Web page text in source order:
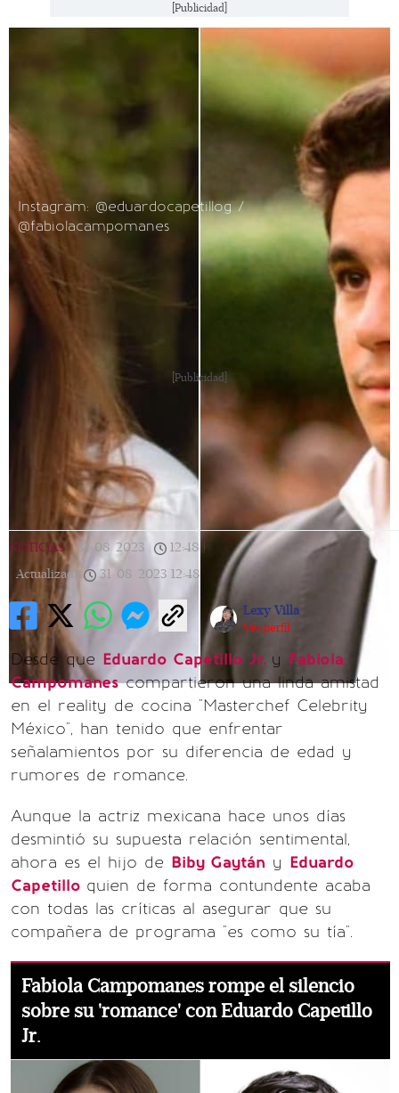
[Publicidad]
Instagram: @eduardocapetillog /
@fabiolacampomanes
[Publicidad]
NOTICIAS | 31/08/2023 12:48
Actualizada
31/08/2023 12:48
Lexy Villa
Ver perfil
Desde que Eduardo Capetillo Jr. y Fabiola
Campomanescompartieron una linda amistad
en el reality de cocina "Masterchef Celebrity
México", han tenido que enfrentar
señalamientos por su diferencia de edad y
rumores de romance.
Aunque la actriz mexicana hace unos días
desmintió su supuesta relación sentimental,
ahora es el hijo de Biby Gaytán y Eduardo
Capetillo quien de forma contundente acaba
con todas las críticas al asegurar que su
compañera de programa "es como su tía".
Fabiola Campomanes rompe el silencio
sobre su 'romance' con Eduardo Capetillo
Jr.